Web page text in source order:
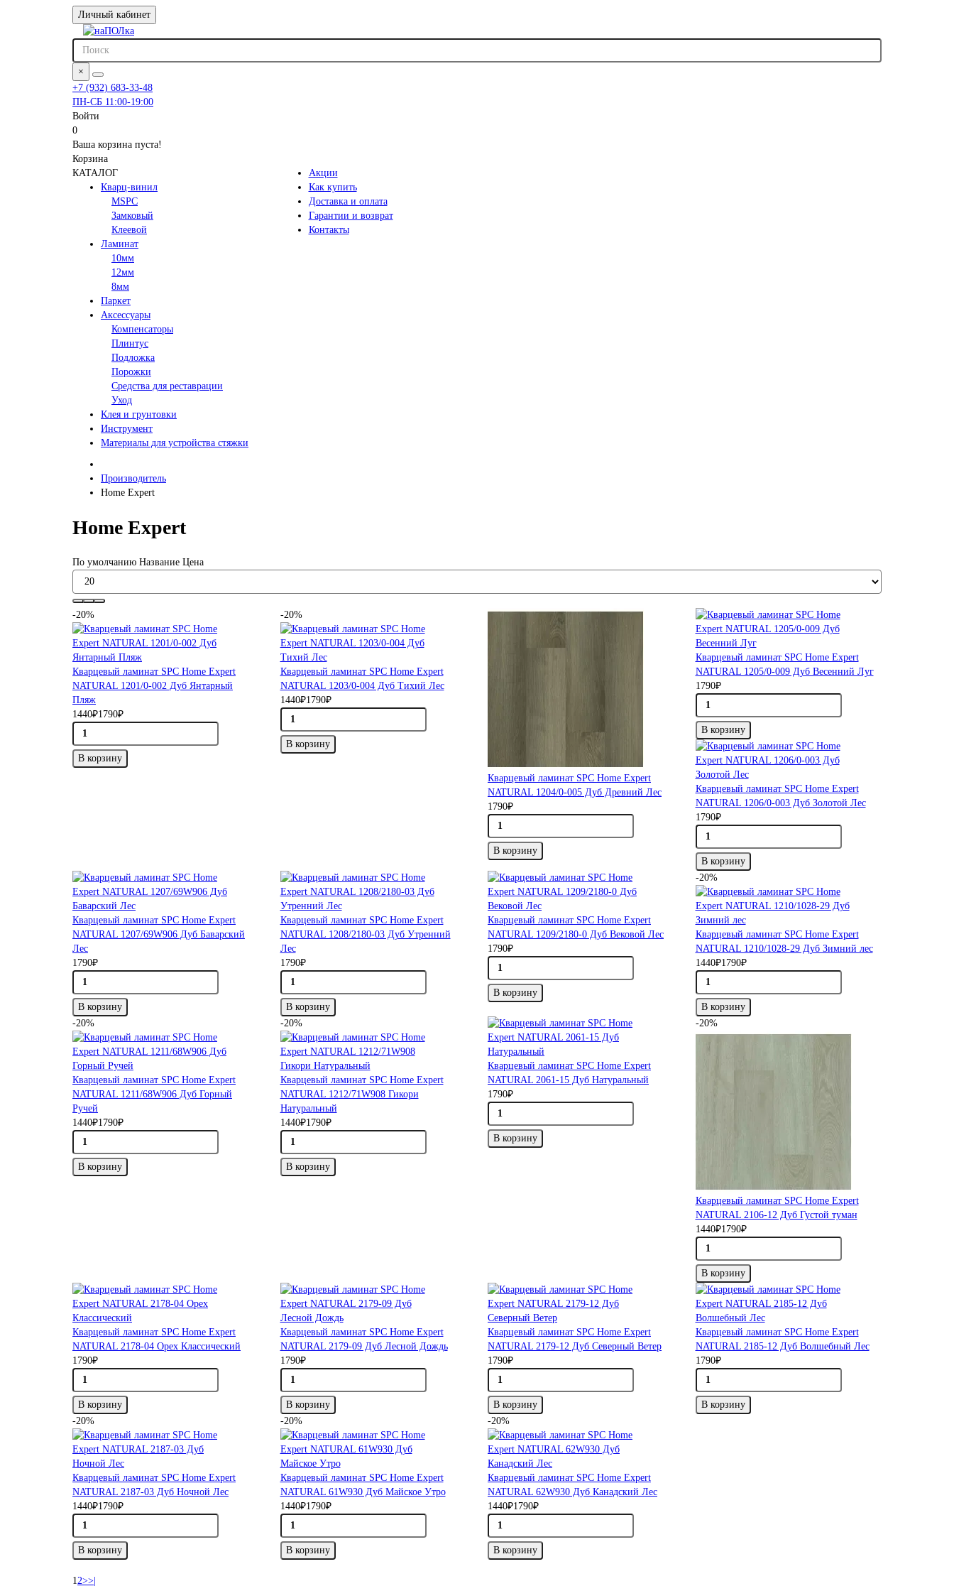
Личный кабинет
×
+7 (932) 683-33-48
ПН-СБ 11:00-19:00
Войти
0
Ваша корзина пуста!
Корзина
КАТАЛОГ
Кварц-винил
MSPC
Замковый
Клеевой
Ламинат
10мм
12мм
8мм
Паркет
Аксессуары
Компенсаторы
Плинтус
Подложка
Порожки
Средства для реставрации
Уход
Клея и грунтовки
Инструмент
Материалы для устройства стяжки
Акции
Как купить
Доставка и оплата
Гарантии и возврат
Контакты
Производитель
Home Expert
Home Expert
По умолчанию Название Цена
-20%
Кварцевый ламинат SPC Home Expert
NATURAL 1201/0-002 Дуб Янтарный
Пляж
1440₽1790₽
В корзину
-20%
Кварцевый ламинат SPC Home Expert
NATURAL 1203/0-004 Дуб Тихий Лес
1440₽1790₽
В корзину
Кварцевый ламинат SPC Home Expert
NATURAL 1204/0-005 Дуб Древний Лес
1790₽
В корзину
Кварцевый ламинат SPC Home Expert
NATURAL 1205/0-009 Дуб Весенний Луг
1790₽
В корзину
Кварцевый ламинат SPC Home Expert
NATURAL 1206/0-003 Дуб Золотой Лес
1790₽
В корзину
Кварцевый ламинат SPC Home Expert
NATURAL 1207/69W906 Дуб Баварский
Лес
1790₽
В корзину
Кварцевый ламинат SPC Home Expert
NATURAL 1208/2180-03 Дуб Утренний
Лес
1790₽
В корзину
Кварцевый ламинат SPC Home Expert
NATURAL 1209/2180-0 Дуб Вековой Лес
1790₽
В корзину
-20%
Кварцевый ламинат SPC Home Expert
NATURAL 1210/1028-29 Дуб Зимний лес
1440₽1790₽
В корзину
-20%
Кварцевый ламинат SPC Home Expert
NATURAL 1211/68W906 Дуб Горный
Ручей
1440₽1790₽
В корзину
-20%
Кварцевый ламинат SPC Home Expert
NATURAL 1212/71W908 Гикори
Натуральный
1440₽1790₽
В корзину
Кварцевый ламинат SPC Home Expert
NATURAL 2061-15 Дуб Натуральный
1790₽
В корзину
-20%
Кварцевый ламинат SPC Home Expert
NATURAL 2106-12 Дуб Густой туман
1440₽1790₽
В корзину
Кварцевый ламинат SPC Home Expert
NATURAL 2178-04 Орех Классический
1790₽
В корзину
Кварцевый ламинат SPC Home Expert
NATURAL 2179-09 Дуб Лесной Дождь
1790₽
В корзину
Кварцевый ламинат SPC Home Expert
NATURAL 2179-12 Дуб Северный Ветер
1790₽
В корзину
Кварцевый ламинат SPC Home Expert
NATURAL 2185-12 Дуб Волшебный Лес
1790₽
В корзину
-20%
Кварцевый ламинат SPC Home Expert
NATURAL 2187-03 Дуб Ночной Лес
1440₽1790₽
В корзину
-20%
Кварцевый ламинат SPC Home Expert
NATURAL 61W930 Дуб Майское Утро
1440₽1790₽
В корзину
-20%
Кварцевый ламинат SPC Home Expert
NATURAL 62W930 Дуб Канадский Лес
1440₽1790₽
В корзину
1 2>>|